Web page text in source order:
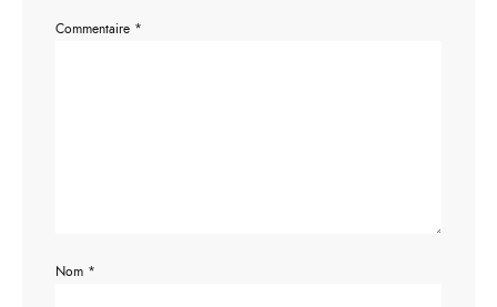
Commentaire *
Nom *